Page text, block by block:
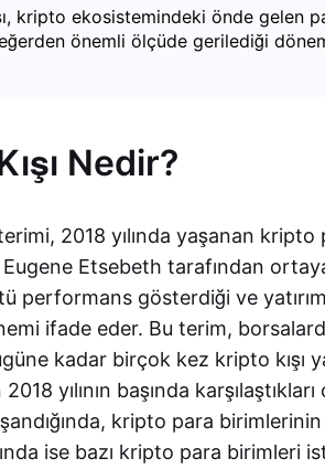
kripto ekosistemindeki önde gelen
önemli ölçüde gerilediği
Nedir?
2018 yılında yaşanan
Etsebeth tarafından
performans gösterdiği ve
ifade eder. Bu terim,
kadar birçok kez kripto kışı
2018 yılının başında
kripto para
ise bazı kripto para birimleri